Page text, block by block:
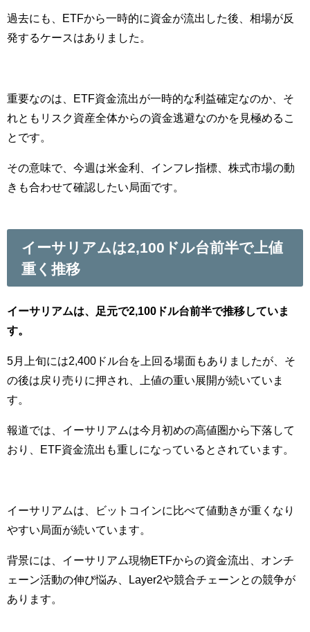
過去にも、ETFから一時的に資金が流出した後、相場が反
発するケースはありました。
重要なのは、ETF資金流出が一時的な利益確定なのか、そ
れともリスク資産全体からの資金逃避なのかを見極めるこ
とです。
その意味で、今週は米金利、インフレ指標、株式市場の動
きも合わせて確認したい局面です。
イーサリアムは2,100ドル台前半で上値
重く推移
イーサリアムは、足元で2,100ドル台前半で推移していま
す。
5月上旬には2,400ドル台を上回る場面もありましたが、そ
の後は戻り売りに押され、上値の重い展開が続いていま
す。
報道では、イーサリアムは今月初めの高値圏から下落して
おり、ETF資金流出も重しになっているとされています。
イーサリアムは、ビットコインに比べて値動きが重くなり
やすい局面が続いています。
背景には、イーサリアム現物ETFからの資金流出、オンチ
ェーン活動の伸び悩み、Layer2や競合チェーンとの競争が
あります。